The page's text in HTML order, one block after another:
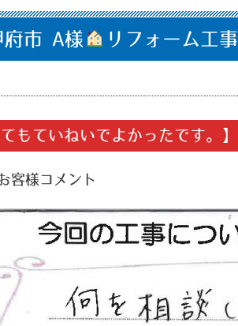
府市 A様 リフォーム工事
てもていねいでよかったです。】
客様コメント